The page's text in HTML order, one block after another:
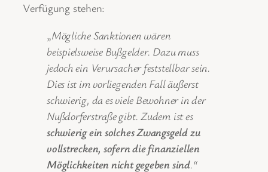
Verfügung stehen:
„Mögliche Sanktionen wären
beispielsweise Bußgelder. Dazu muss
jedoch ein Verursacher feststellbar sein.
Dies ist im vorliegenden Fall äußerst
schwierig, da es viele Bewohner in der
Nußdorferstraße gibt. Zudem ist es
schwierig ein solches Zwangsgeld zu
vollstrecken, sofern die finanziellen
Möglichkeiten nicht gegeben sind.“